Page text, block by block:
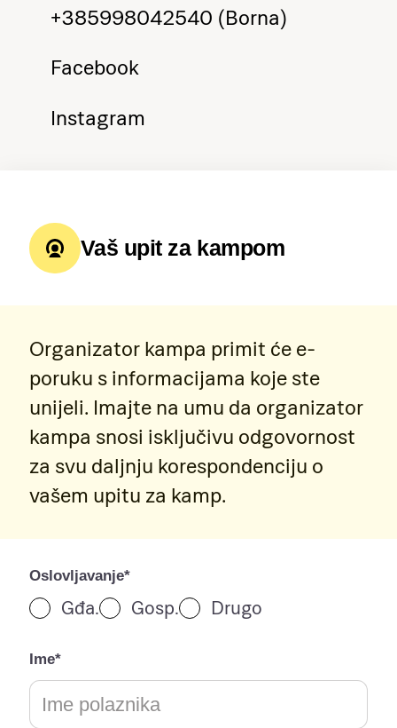
+385998042540 (Borna)
Facebook
Instagram
Vaš upit za kampom
Organizator kampa primit će e-
poruku s informacijama koje ste
unijeli. Imajte na umu da organizator
kampa snosi isključivu odgovornost
za svu daljnju korespondenciju o
vašem upitu za kamp.
Oslovljavanje*
Gđa. Gosp. Drugo
Ime*